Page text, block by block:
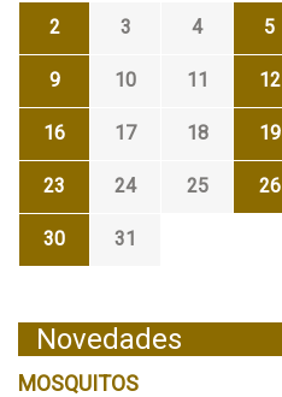
2 3 4 5
9 10 11 12
16 17 18 19
23 24 25 26
30
31
Novedades
MOSQUITOS